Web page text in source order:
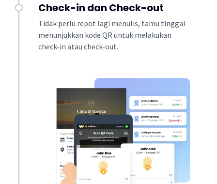
Check-in dan Check-out
Tidak perlu repot lagi menulis, tamu tinggal
menunjukkan kode QR untuk melakukan
check-in atau check-out.